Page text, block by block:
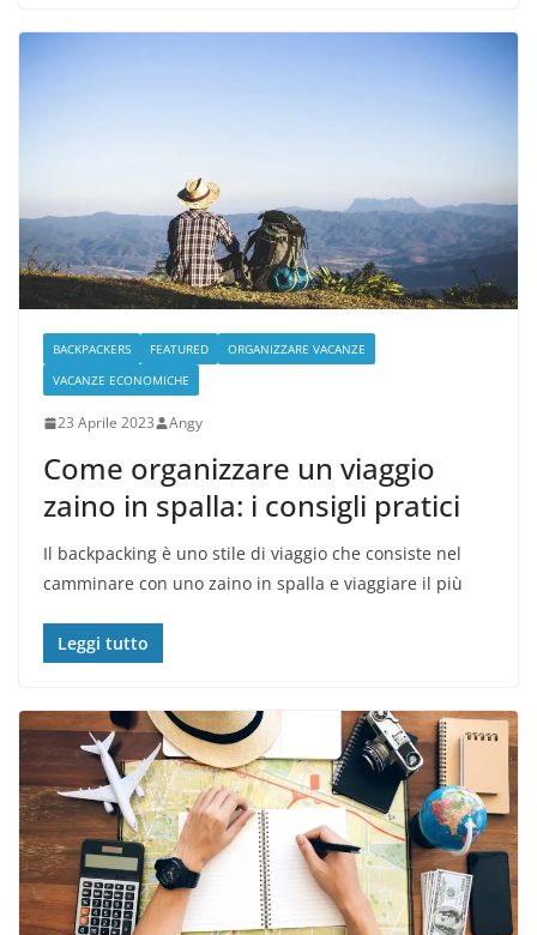
BACKPACKERS FEATURED
ORGANIZZARE VACANZE
VACANZE ECONOMICHE
23 Aprile 2023 Angy
Come organizzare un viaggio
zaino in spalla: i consigli pratici
Il backpacking è uno stile di viaggio che consiste nel
camminare con uno zaino in spalla e viaggiare il più
Leggi tutto